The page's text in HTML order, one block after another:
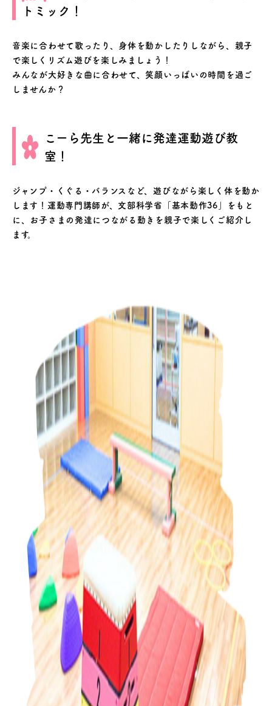
トミック！
音楽に合わせて歌ったり、身体を動かしたりしながら、親子
で楽しくリズム遊びを楽しみましょう！
みんなが大好きな曲に合わせて、笑顔いっぱいの時間を過ご
しませんか？
こーら先生と一緒に発達運動遊び教
室！
ジャンプ・くぐる・バランスなど、遊びながら楽しく体を動か
します！運動専門講師が、文部科学省「基本動作36」をもと
に、お子さまの発達につながる動きを親子で楽しくご紹介し
ます。